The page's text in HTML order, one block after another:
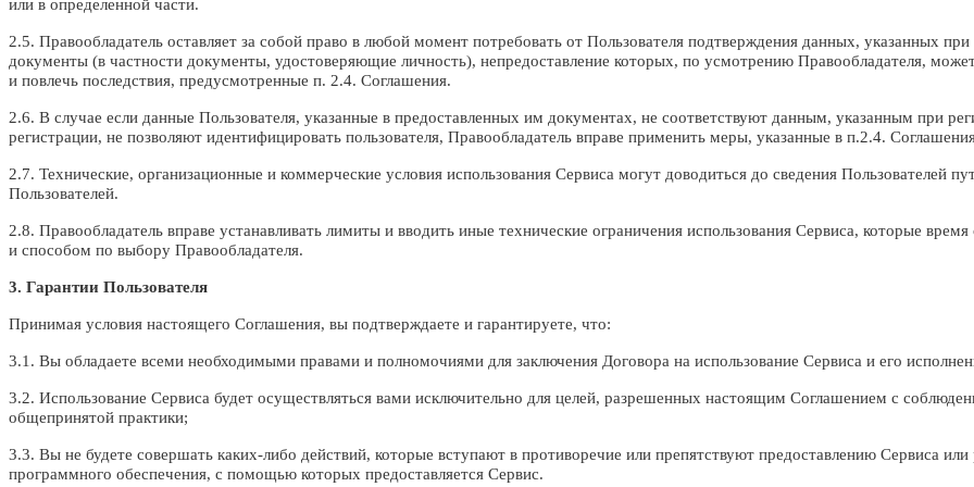
или в определенной части.
2.5. Правообладатель оставляет за собой право в любой момент потребовать от Пользователя подтверждения данных, указанных
документы (в частности документы, удостоверяющие личность), непредоставление которых, по усмотрению Правообладателя,
и повлечь последствия, предусмотренные п. 2.4. Соглашения.
2.6. В случае если данные Пользователя, указанные в предоставленных им документах, не соответствуют данным, указанным при
регистрации, не позволяют идентифицировать пользователя, Правообладатель вправе применить меры, указанные в п.2.4.
2.7. Технические, организационные и коммерческие условия использования Сервиса могут доводиться до сведения Пользователей
Пользователей.
2.8. Правообладатель вправе устанавливать лимиты и вводить иные технические ограничения использования Сервиса, которые
и способом по выбору Правообладателя.
3. Гарантии Пользователя
Принимая условия настоящего Соглашения, вы подтверждаете и гарантируете, что:
3.1. Вы обладаете всеми необходимыми правами и полномочиями для заключения Договора на использование Сервиса и его
3.2. Использование Сервиса будет осуществляться вами исключительно для целей, разрешенных настоящим Соглашением с
общепринятой практики;
3.3. Вы не будете совершать каких-либо действий, которые вступают в противоречие или препятствуют предоставлению Сервиса
программного обеспечения, с помощью которых предоставляется Сервис.